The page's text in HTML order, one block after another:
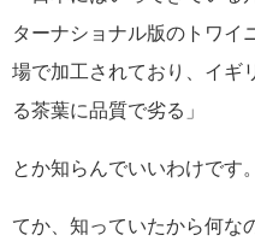
ターナショナル版のトワイ
場で加工されており、イギ
る茶葉に品質で劣る」
とか知らんでいいわけです。
てか、知っていたから何な